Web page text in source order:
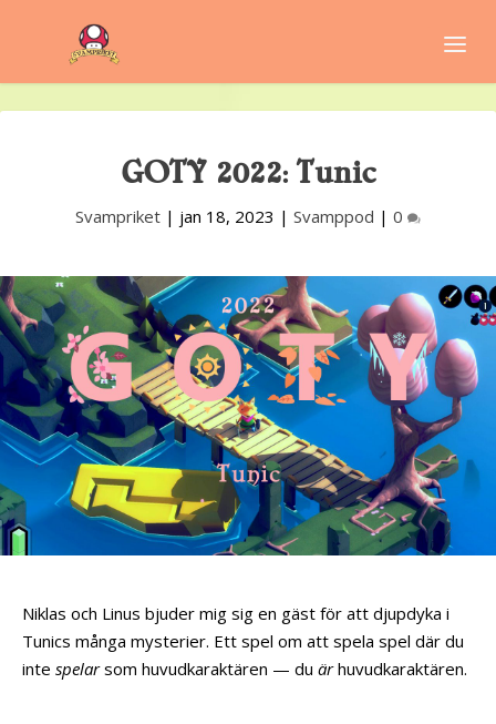
GOTY 2022: Tunic
Svampriket | jan 18, 2023 | Svamppod | 0
Niklas och Linus bjuder mig sig en gäst för att djupdyka i
Tunics många mysterier. Ett spel om att spela spel där du
inte spelarsom huvudkaraktären — du ärhuvudkaraktären.